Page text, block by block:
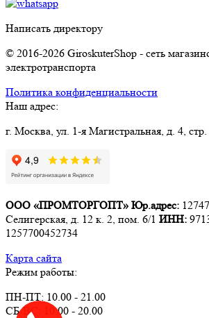
Написать директору
© 2016-2026 GiroskuterShop - сеть
электротранспорта
Политика конфиденциальности
Наш адрес:
г. Москва, ул. 1-я Магистральная, д. 4, стр.
ООО «ПРОМТОРГОПТ» Юр.адрес:
Селигерская, д. 12 к. 2, пом. 6/1 ИНН:
1257700452734
Карта сайта
Режим работы:
ПН-ПТ: 10.00 - 21.00
СБ-ВС: 10.00 - 20.00